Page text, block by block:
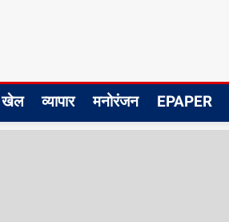
खेल व्यापार मनोरंजन EPAPER